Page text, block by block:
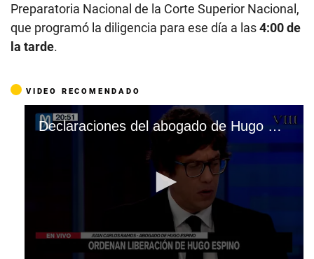
Preparatoria Nacional de la Corte Superior Nacional,
que programó la diligencia para ese día a las4:00 de
la tarde.
VIDEO RECOMENDADO
Declaraciones del abogado de Hugo Espino